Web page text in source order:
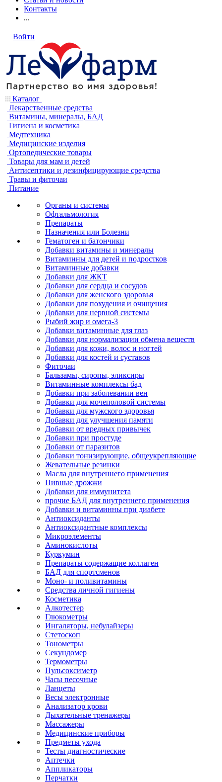
Контакты
...
Войти
Каталог
Лекарственные средства
Витамины, минералы, БАД
Гигиена и косметика
Медтехника
Медицинские изделия
Ортопедические товары
Товары для мам и детей
Антисептики и дезинфицирующие средства
Травы и фиточаи
Питание
Органы и системы
Офтальмология
Препараты
Назначения или Болезни
Гематоген и батончики
Добавки витамины и минералы
Витаминны для детей и подростков
Витаминные добавки
Добавки для ЖКТ
Добавки для сердца и сосудов
Добавки для женского здоровья
Добавки для похудения и очищения
Добавки для нервной системы
Рыбий жир и омега-3
Добавки витаминные для глаз
Добавки для нормализации обмена веществ
Добавки для кожи, волос и ногтей
Добавки для костей и суставов
Фиточаи
Бальзамы, сиропы, эликсиры
Витаминные комплексы бад
Добавки при заболевании вен
Добавки для мочеполовой системы
Добавки для мужского здоровья
Добавки для улучшения памяти
Добавки от вредных привычек
Добавки при простуде
Добавки от паразитов
Добавки тонизирующие, общеукрепляющие
Жевательные резинки
Масла для внутреннего применения
Пивные дрожжи
Добавки для иммунитета
прочие БАД для внутреннего применения
Добавки и витаминны при диабете
Антиоксиданты
Антиоксидантные комплексы
Микроэлементы
Аминокислоты
Куркумин
Препараты содержащие коллаген
БАД для спортсменов
Моно- и поливитамины
Средства личной гигиены
Косметика
Алкотестер
Глюкометры
Ингаляторы, небулайзеры
Стетоскоп
Тонометры
Секундомер
Термометры
Пульсоксиметр
Часы песочные
Ланцеты
Весы электронные
Анализатор крови
Дыхательные тренажеры
Массажеры
Медицинские приборы
Предметы ухода
Тесты диагностические
Аптечки
Аппликаторы
Перчатки